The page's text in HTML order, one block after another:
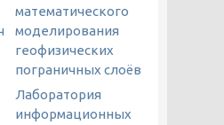
математического
моделирования
геофизических
пограничных слоёв
Лаборатория
информационных